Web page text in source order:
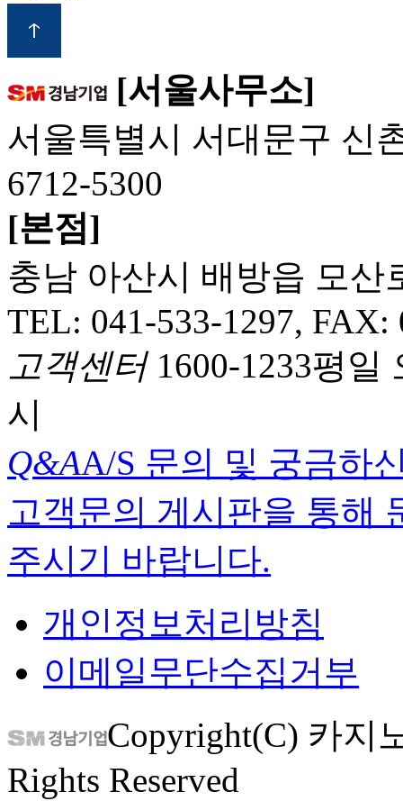
[서울사무소]
서울특별시 서대문구 신
6712-5300
[본점]
충남 아산시 배방읍 모산
TEL: 041-533-1297, FAX:
고객센터 1600-1233평일
시
Q&AA/S 문의 및 궁금하
고객문의 게시판을 통해
주시기 바랍니다.
개인정보처리방침
이메일무단수집거부
Copyright(C) 카지
Rights Reserved